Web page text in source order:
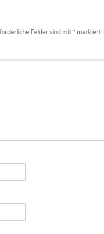
Felder sind mit * markiert